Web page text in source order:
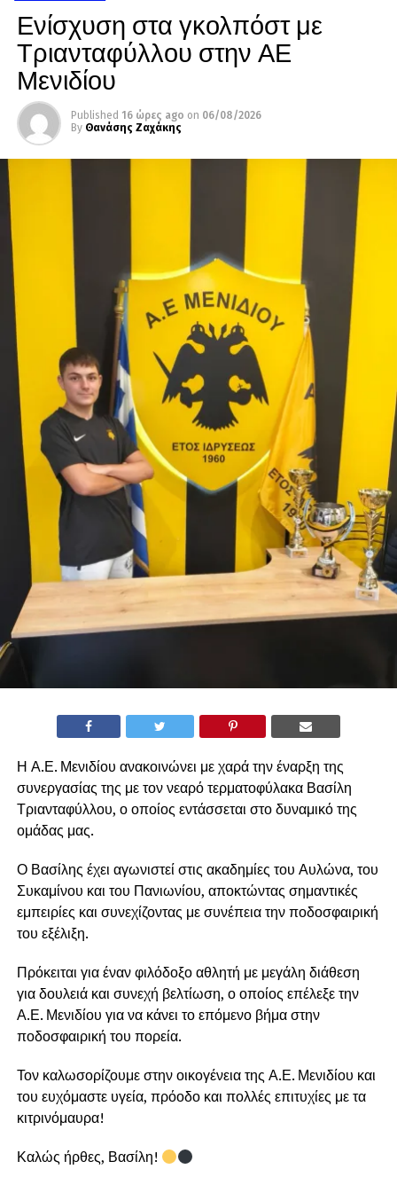
Ενίσχυση στα γκολπόστ με
Τριανταφύλλου στην ΑΕ
Μενιδίου
Published 16 ώρες ago on 06/08/2026
By Θανάσης Ζαχάκης
Η Α.Ε. Μενιδίου ανακοινώνει με χαρά την έναρξη της
συνεργασίας της με τον νεαρό τερματοφύλακα Βασίλη
Τριανταφύλλου, ο οποίος εντάσσεται στο δυναμικό της
ομάδας μας.
Ο Βασίλης έχει αγωνιστεί στις ακαδημίες του Αυλώνα, του
Συκαμίνου και του Πανιωνίου, αποκτώντας σημαντικές
εμπειρίες και συνεχίζοντας με συνέπεια την ποδοσφαιρική
του εξέλιξη.
Πρόκειται για έναν φιλόδοξο αθλητή με μεγάλη διάθεση
για δουλειά και συνεχή βελτίωση, ο οποίος επέλεξε την
Α.Ε. Μενιδίου για να κάνει το επόμενο βήμα στην
ποδοσφαιρική του πορεία.
Τον καλωσορίζουμε στην οικογένεια της Α.Ε. Μενιδίου και
του ευχόμαστε υγεία, πρόοδο και πολλές επιτυχίες με τα
κιτρινόμαυρα!
Καλώς ήρθες, Βασίλη!